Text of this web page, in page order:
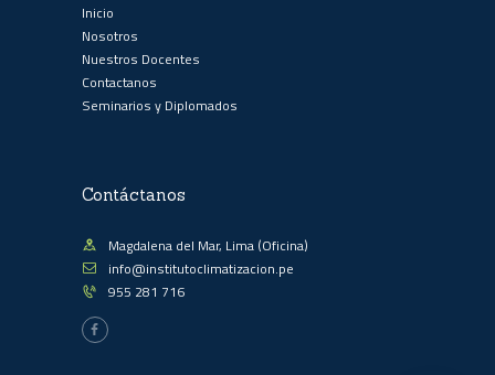
Inicio
Nosotros
Nuestros Docentes
Contactanos
Seminarios y Diplomados
Contáctanos
Magdalena del Mar, Lima (Oficina)
info@institutoclimatizacion.pe
955 281 716